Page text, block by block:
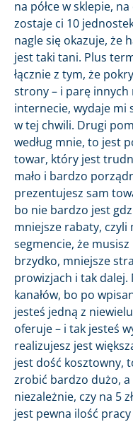
na półce w sklepie,
zostaje ci 10
nagle się okazuje, że
jest taki tani. Plus
łącznie z tym, że
strony – i parę
internecie, wydaje mi
w tej chwili. Drugi
według mnie, to jest
towar, który jest
mało i bardzo
prezentujesz sam
bo nie bardzo jest
mniejsze rabaty,
segmencie, że
brzydko, mniejsze
prowizjach i tak dalej.
kanałów, bo po
jesteś jedną z
oferuje – i tak jesteś
realizujesz jest
jest dość kosztowny,
zrobić bardzo dużo,
niezależnie, czy na 5
jest pewna ilość